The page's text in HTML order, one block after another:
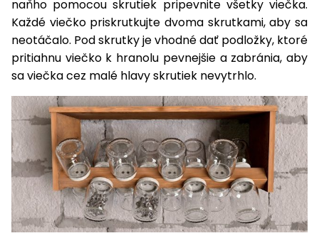
a posypové
Čerpadlá
a
Vysokotlakové
umývačky
Zametacie
stroje
Snežné
frézy
Navijaky
Bagre
naňho pomocou skrutiek pripevnite všetky viečka.
Každé viečko priskrutkujte dvoma skrutkami, aby sa
neotáčalo. Pod skrutky je vhodné dať podložky, ktoré
pritiahnu viečko k hranolu pevnejšie a zabránia, aby
sa viečka cez malé hlavy skrutiek nevytrhlo.